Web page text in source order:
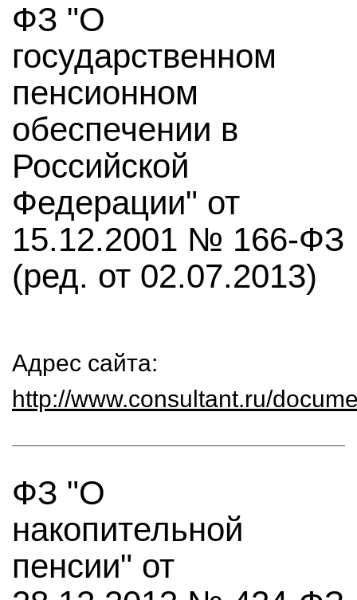
ФЗ "О
государственном
пенсионном
обеспечении в
Российской
Федерации" от
15.12.2001 № 166-ФЗ
(ред. от 02.07.2013)
Адрес сайта:
http://www.consultant.ru/
ФЗ "О
накопительной
пенсии" от